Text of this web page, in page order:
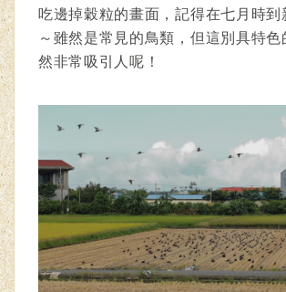
吃邊掉穀粒的畫面，記得在七月時到
～雖然是常見的鳥類，但這別具特色
然非常吸引人呢！